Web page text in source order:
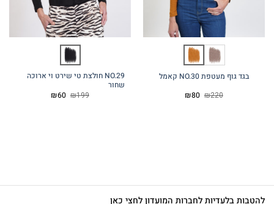
בגד גוף מעטפת NO.30 קאמל
₪220 המחיר
₪80 המחיר
NO.29 חולצת טי שירט וי ארוכה
שחור
₪199 המחיר
₪60 המחיר
להטבות בלעדיות לחברות המועדון לחצי כאן